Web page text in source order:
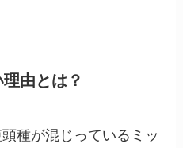
由とは？
種が混じっているミッ